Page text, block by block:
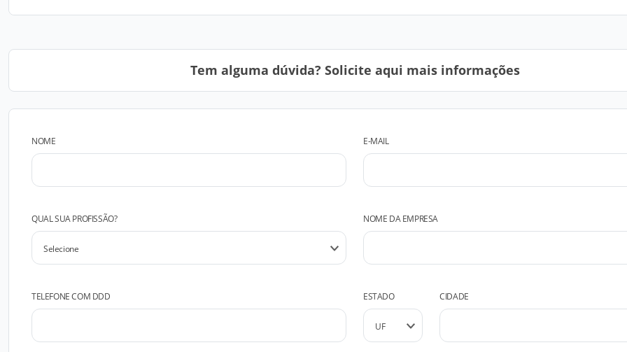
Tem alguma dúvida? Solicite aqui mais informações
NOME E-MAIL
QUAL SUA PROFISSÃO? NOME DA EMPRESA
TELEFONE COM DDD ESTADO CIDADE